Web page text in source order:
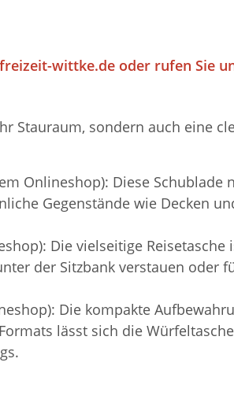
wittke.de oder rufen Sie
Stauraum, sondern auch eine
Onlineshop): Diese
Gegenstände wie Decken
Die vielseitige
der Sitzbank verstauen oder
Die kompakte
lässt sich die